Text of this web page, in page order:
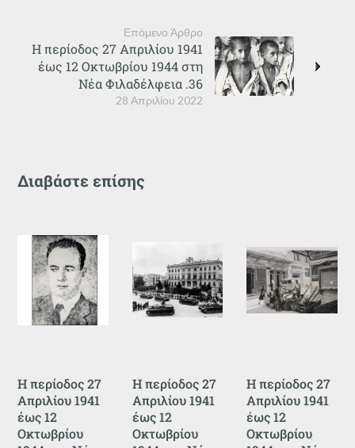
Επόμενο Άρθρο
28 Απριλίου 2022
Η περίοδος 27 Απριλίου 1941
έως 12 Οκτωβρίου 1944 στη
Νέα Φιλαδέλφεια .36
Διαβάστε επίσης
Η περίοδος 27
Απριλίου 1941
έως 12
Οκτωβρίου
Η περίοδος 27
Απριλίου 1941
έως 12
Οκτωβρίου
Η περίοδος 27
Απριλίου 1941
έως 12
Οκτωβρίου